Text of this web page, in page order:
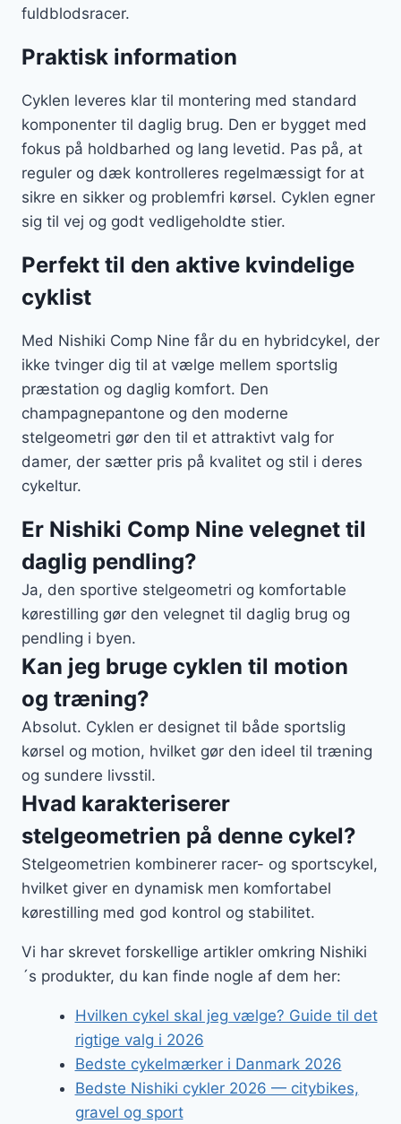
fuldblodsracer.
Praktisk information
Cyklen leveres klar til montering med standard
komponenter til daglig brug. Den er bygget med
fokus på holdbarhed og lang levetid. Pas på, at
reguler og dæk kontrolleres regelmæssigt for at
sikre en sikker og problemfri kørsel. Cyklen egner
sig til vej og godt vedligeholdte stier.
Perfekt til den aktive kvindelige
cyklist
Med Nishiki Comp Nine får du en hybridcykel, der
ikke tvinger dig til at vælge mellem sportslig
præstation og daglig komfort. Den
champagnepantone og den moderne
stelgeometri gør den til et attraktivt valg for
damer, der sætter pris på kvalitet og stil i deres
cykeltur.
Er Nishiki Comp Nine velegnet til
daglig pendling?
Ja, den sportive stelgeometri og komfortable
kørestilling gør den velegnet til daglig brug og
pendling i byen.
Kan jeg bruge cyklen til motion
og træning?
Absolut. Cyklen er designet til både sportslig
kørsel og motion, hvilket gør den ideel til træning
og sundere livsstil.
Hvad karakteriserer
stelgeometrien på denne cykel?
Stelgeometrien kombinerer racer- og sportscykel,
hvilket giver en dynamisk men komfortabel
kørestilling med god kontrol og stabilitet.
Vi har skrevet forskellige artikler omkring Nishiki
´s produkter, du kan finde nogle af dem her:
Hvilken cykel skal jeg vælge? Guide til det
rigtige valg i 2026
Bedste cykelmærker i Danmark 2026
Bedste Nishiki cykler 2026 — citybikes,
gravel og sport